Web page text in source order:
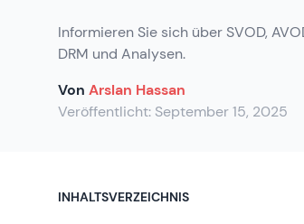
Informieren Sie sich über SVOD,
DRM und Analysen.
Von Arslan Hassan
Veröffentlicht: September 15, 2025
INHALTSVERZEICHNIS